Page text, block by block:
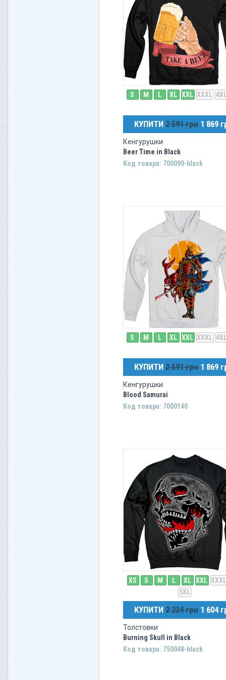
S M L XL XXL XXXL
КУПИТИ 2 591 грн 1 869
Кенгурушки
Beer Time in Black
Код товара: 700090-black
S M L XL XXL XXXL
КУПИТИ 2 591 грн 1 869
Кенгурушки
Blood Samurai
Код товара: 7000140
XS S M L XL XXL
5XL
КУПИТИ 2 224 грн 1 604
Толстовки
Burning Skull in Black
Код товара: 750048-black